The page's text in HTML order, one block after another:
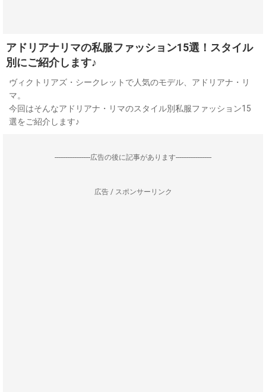
アドリアナリマの私服ファッション15選！スタイル
別にご紹介します♪
ヴィクトリアズ・シークレットで人気のモデル、アドリアナ・リ
マ。
今回はそんなアドリアナ・リマのスタイル別私服ファッション15
選をご紹介します♪
--------------------広告の後に記事があります--------------------
広告 / スポンサーリンク